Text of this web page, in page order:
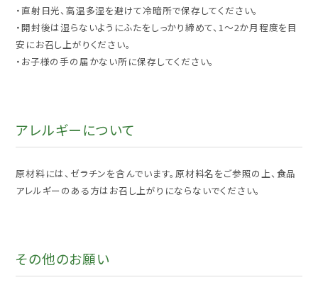
・直射日光、高温多湿を避けて冷暗所で保存してください。
・開封後は湿らないようにふたをしっかり締めて、1～2か月程度を目
安にお召し上がりください。
・お子様の手の届かない所に保存してください。
アレルギーについて
原材料には、ゼラチンを含んでいます。原材料名をご参照の上、食品
アレルギーのある方はお召し上がりにならないでください。
その他のお願い